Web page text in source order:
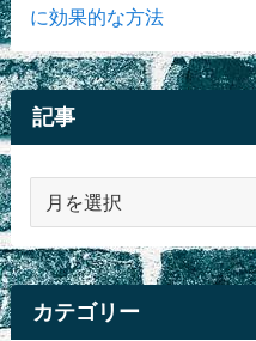
に効果的な方法
記事
カテゴリー